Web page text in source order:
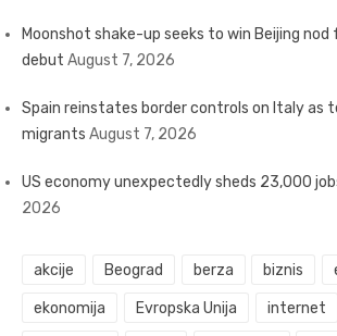
Moonshot shake-up seeks to win Beijing
debut August 7, 2026
Spain reinstates border controls on Italy as
migrants August 7, 2026
US economy unexpectedly sheds 23,000
2026
akcije Beograd berza biznis
ekonomija Evropska Unija internet